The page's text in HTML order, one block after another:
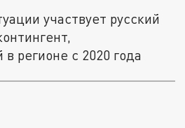
участвует русский
регионе с 2020 года